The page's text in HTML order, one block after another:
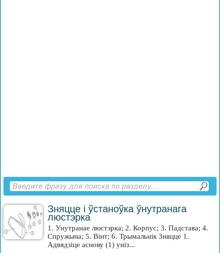
Зняцце і ўстаноўка ўнутранага
люстэрка
1. Унутранае люстэрка; 2. Корпус; 3. Падстава; 4.
Спружына; 5. Вінт; 6. Трымальнік Зняцце 1.
Адвядзіце аснову (1) уніз...